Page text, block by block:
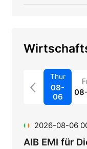
Thur
08-
06
2026-08-06
AIB EMI für